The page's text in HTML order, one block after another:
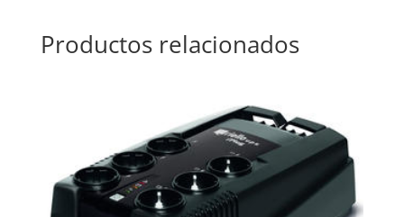
Productos relacionados